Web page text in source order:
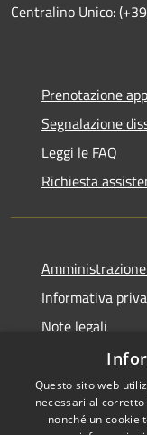
Centralino Unico:
Prenotazione
Segnalazione
Leggi le FAQ
Richiesta
Informativa
Note legali
Dichiarazione di
Questo sito web
necessari al
nonché un cookie